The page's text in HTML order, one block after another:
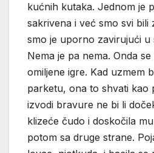
kućnih kutaka. Jednom je
sakrivena i već smo svi bili
smo je uporno zavirujući u
Nema je pa nema. Onda
omiljene igre. Kad uzmem
parketu, ona to shvati kao
izvodi bravure ne bi li
klizeće čudo i doskočila
potom sa druge strane.